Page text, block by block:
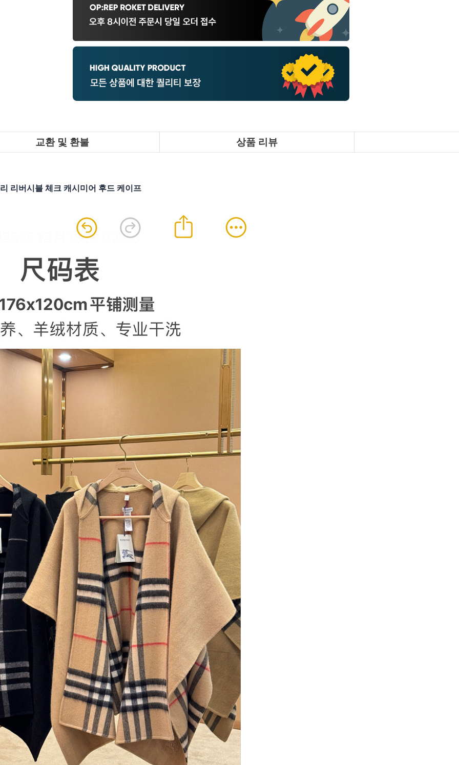
교환 및 환불 상품 리뷰
리버시블 체크 캐시미어 후드 케이프